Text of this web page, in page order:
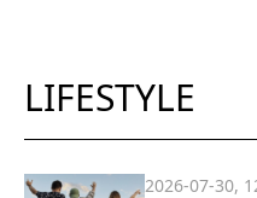
LIFESTYLE
2026-07-30,